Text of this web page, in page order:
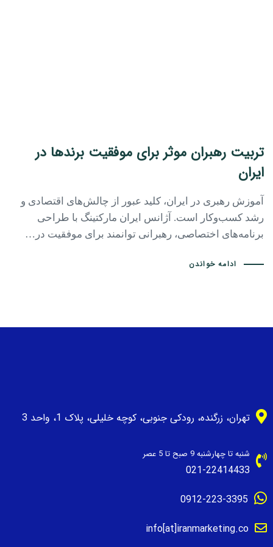
تربیت رهبران موثر برای موفقیت برندها در
ایران
آموزش رهبری در ایران، کلید عبور از چالش‌های اقتصادی و
رشد کسب‌وکار است. آژانس ایران مارکتینگ با طراحی
برنامه‌های اختصاصی، رهبرانی توانمند برای موفقیت در…
ادامه خواندن
تهران، زرگنده، رودکی جنوبی، کوچه خلیلی، پلاک 1، واحد 3
شنبه تا چهارشنبه 9 صبح تا 5 عصر
021-22414433
0912-223-3395
info[at]iranmarketing.co